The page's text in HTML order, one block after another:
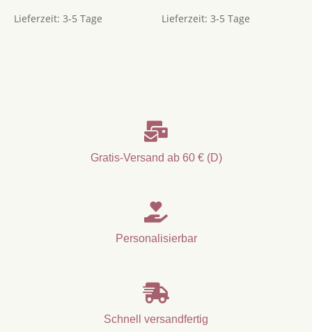
Lieferzeit: 3-5 Tage Lieferzeit:3-5 Tage

Gratis-Versand ab 60 € (D)

Personalisierbar

Schnell versandfertig